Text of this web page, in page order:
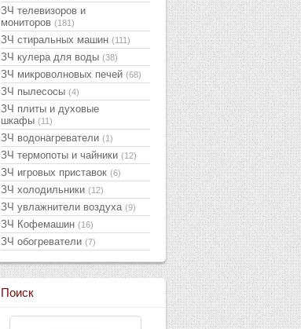
ЗЧ телевизоров и
мониторов (181)
ЗЧ стиральных машин (111)
ЗЧ кулера для воды (38)
ЗЧ микроволновых печей (68)
ЗЧ пылесосы (4)
ЗЧ плиты и духовые
шкафы (11)
ЗЧ водонагреватели (1)
ЗЧ термопоты и чайники (12)
ЗЧ игровых приставок (6)
ЗЧ холодильники (12)
ЗЧ увлажнители воздуха (9)
ЗЧ Кофемашин (16)
ЗЧ обогреватели (7)
Поиск